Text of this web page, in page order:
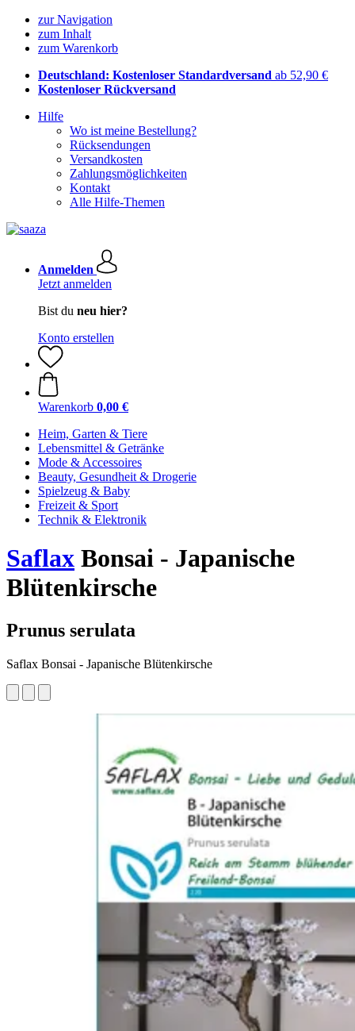
zur Navigation
zum Inhalt
zum Warenkorb
Deutschland: Kostenloser Standardversand ab 52,90 €
Kostenloser Rückversand
Hilfe
Wo ist meine Bestellung?
Rücksendungen
Versandkosten
Zahlungsmöglichkeiten
Kontakt
Alle Hilfe-Themen
Anmelden
Jetzt anmelden
Bist du neu hier?
Konto erstellen
Warenkorb 0,00 €
Heim, Garten & Tiere
Lebensmittel & Getränke
Mode & Accessoires
Beauty, Gesundheit & Drogerie
Spielzeug & Baby
Freizeit & Sport
Technik & Elektronik
Saflax Bonsai - Japanische
Blütenkirsche
Prunus serulata
Saflax Bonsai - Japanische Blütenkirsche